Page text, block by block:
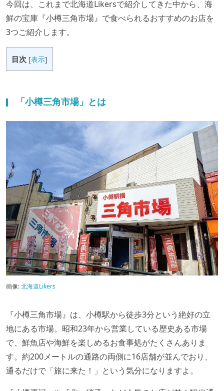
今回は、これまで北海道Likersで紹介してきた中から、海
鮮の宝庫『小樽三角市場』で食べられるおすすめのお店を
3つご紹介します。
目次 [表示]
「小樽三角市場」とは
画像:北海道Likers
『小樽三角市場』は、小樽駅から徒歩3分という絶好の立
地にある市場。昭和23年から営業している歴史ある市場
で、鮮魚店や海鮮を楽しめるお食事処がたくさんありま
す。約200メートルの通路の両側に16店舗が並んでおり、
通るだけで「旅に来た！」という気分になりますよ。